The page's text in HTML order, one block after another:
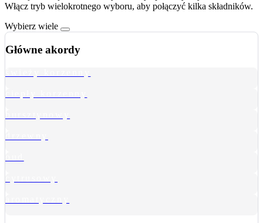
Włącz tryb wielokrotnego wyboru, aby połączyć kilka składników.
Wybierz wiele
Główne akordy